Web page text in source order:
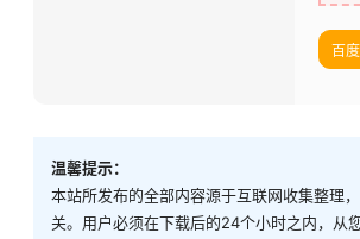
百
温馨提示：
本站所发布的全部内容源于互联网收集整理
关。用户必须在下载后的24个小时之内，从